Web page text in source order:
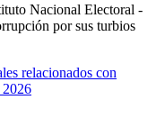
Nacional Electoral -
por sus turbios